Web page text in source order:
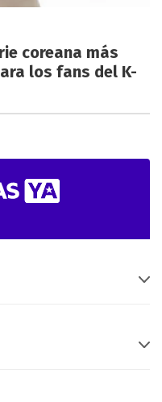
coreana más
los fans del K-